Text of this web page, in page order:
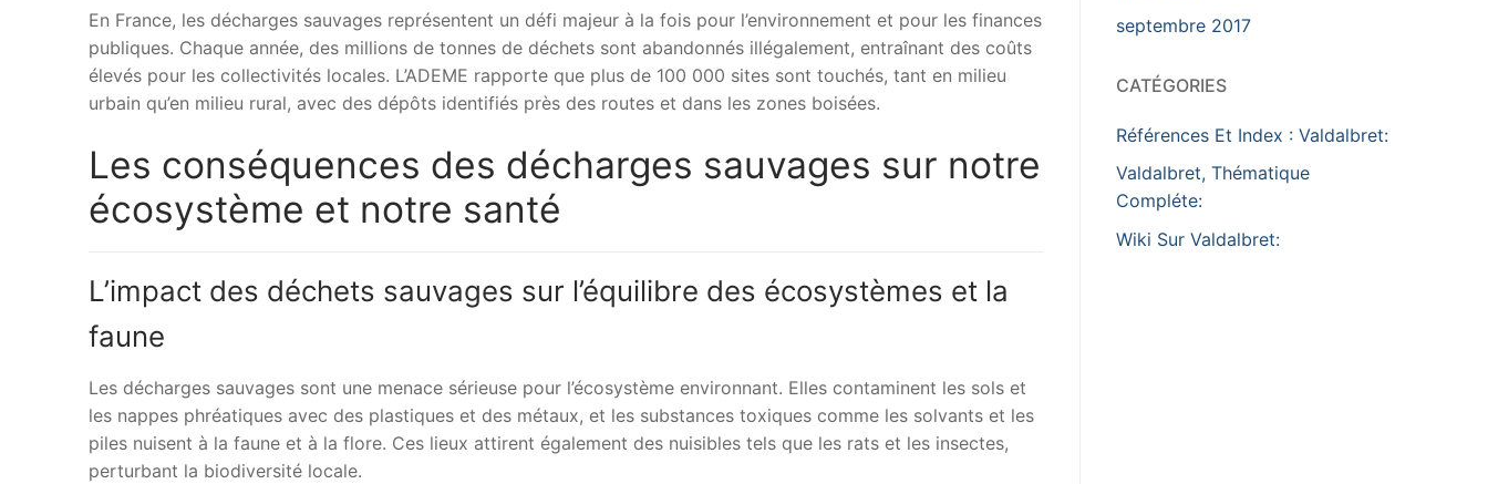
En France, les décharges sauvages représentent un défi majeur à la fois pour l’environnement et pour les finances
publiques. Chaque année, des millions de tonnes de déchets sont abandonnés illégalement, entraînant des coûts
élevés pour les collectivités locales. L’ADEME rapporte que plus de 100 000 sites sont touchés, tant en milieu
urbain qu’en milieu rural, avec des dépôts identifiés près des routes et dans les zones boisées.
Les conséquences des décharges sauvages sur notre
écosystème et notre santé
L’impact des déchets sauvages sur l’équilibre des écosystèmes et la
faune
Les décharges sauvages sont une menace sérieuse pour l’écosystème environnant. Elles contaminent les sols et
les nappes phréatiques avec des plastiques et des métaux, et les substances toxiques comme les solvants et les
piles nuisent à la faune et à la flore. Ces lieux attirent également des nuisibles tels que les rats et les insectes,
perturbant la biodiversité locale.
septembre 2017
CATÉGORIES
Références Et Index : Valdalbret:
Valdalbret, Thématique
Compléte:
Wiki Sur Valdalbret: